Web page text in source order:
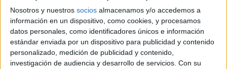
Nosotros y nuestros socios almacenamos y/o accedemos a
información en un dispositivo, como cookies, y procesamos
datos personales, como identificadores únicos e información
estándar enviada por un dispositivo para publicidad y contenido
personalizado, medición de publicidad y contenido,
investigación de audiencia y desarrollo de servicios. Con su
UNIVERSIDAD INTERNACIONAL DE
LA RIOJA (Universidad Privada)
Tipo: Máster
Pídeles información ¡GRATIS!